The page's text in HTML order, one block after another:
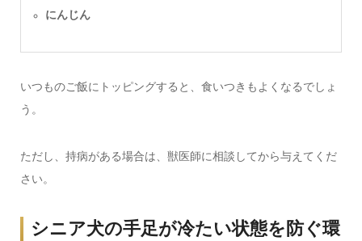
にんじん
いつものご飯にトッピングすると、食いつきもよくなるでしょ
う。
ただし、持病がある場合は、獣医師に相談してから与えてくだ
さい。
シニア犬の手足が冷たい状態を防ぐ環